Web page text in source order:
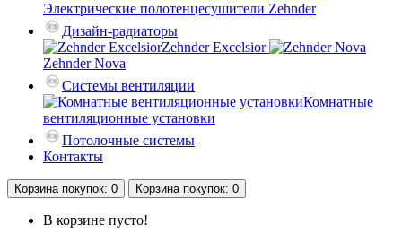
Электрические полотенцесушители Zehnder
Дизайн-радиаторы
Zehnder Excelsior
Zehnder Nova
Системы вентиляции
Комнатные
вентиляционные установки
Потолочные системы
Контакты
Корзинапокупок: 0 Корзинапокупок: 0
В корзине пусто!